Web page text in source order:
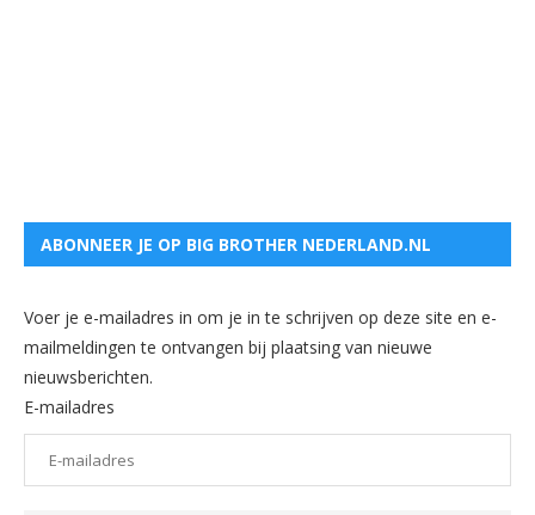
ABONNEER JE OP BIG BROTHER NEDERLAND.NL
Voer je e-mailadres in om je in te schrijven op deze site en e-
mailmeldingen te ontvangen bij plaatsing van nieuwe
nieuwsberichten.
E-mailadres